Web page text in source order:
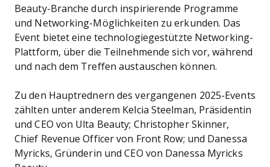
Beauty-Branche durch inspirierende Programme
und Networking-Möglichkeiten zu erkunden. Das
Event bietet eine technologiegestützte Networking-
Plattform, über die Teilnehmende sich vor, während
und nach dem Treffen austauschen können.
Zu den Hauptrednern des vergangenen 2025-Events
zählten unter anderem Kelcia Steelman, Präsidentin
und CEO von Ulta Beauty; Christopher Skinner,
Chief Revenue Officer von Front Row; und Danessa
Myricks, Gründerin und CEO von Danessa Myricks